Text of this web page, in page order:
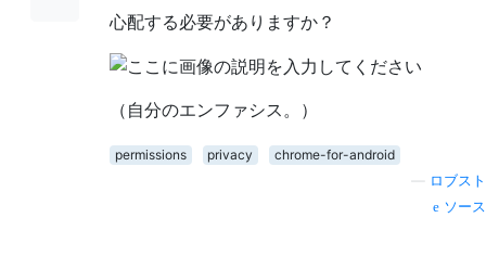
心配する必要がありますか？
（自分のエンファシス。）
permissions privacy
chrome-for-android
ロブスト
ソース